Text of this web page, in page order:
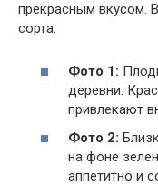
прекрасным вкусом.
сорта:
Фото 1:
деревни.
привлекают
Фото 2:
на фоне
аппетитно и